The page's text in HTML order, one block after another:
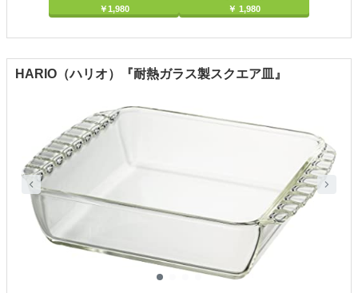
￥1,980 ￥ 1,980
HARIO（ハリオ）『耐熱ガラス製スクエア皿』